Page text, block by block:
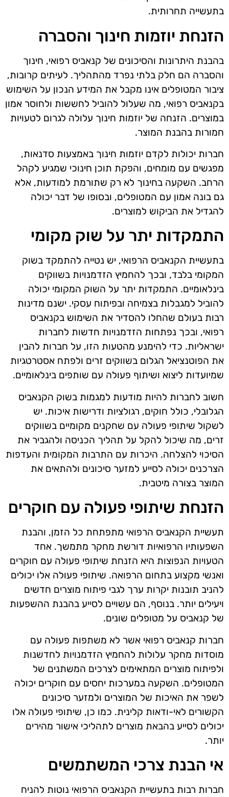
בתעשייה תחרותית.
הזנחת יוזמות חינוך והסברה
בהבנת היתרונות והסיכונים של קנאביס רפואי, חינוך
והסברה הם חלק בלתי נפרד מהתהליך. לעיתים קרובות,
ציבור המטופלים אינו מקבל את המידע הנכון על השימוש
בקנאביס רפואי, מה שעלול להוביל לחששות ולחוסר אמון
במוצרים. הזנחה של יוזמות חינוך עלולה לגרום לטעויות
חמורות בהבנת המוצר.
חברות יכולות לקדם יוזמות חינוך באמצעות סדנאות,
מפגשים עם מומחים, והפקת תוכן חינוכי שמגיע לקהל
הרחב. השקעה בחינוך לא רק שתורמת למודעות, אלא
גם בונה אמון עם המטופלים, ובסופו של דבר יכולה
להגדיל את הביקוש למוצרים.
התמקדות יתר על שוק מקומי
בתעשיית הקנאביס הרפואי, יש נטייה להתמקד בשוק
המקומי בלבד, ובכך להחמיץ הזדמנויות בשווקים
בינלאומיים. התמקדות יתר על השוק המקומי יכולה
להוביל למגבלות בצמיחה ובפיתוח עסקי. ישנם מדינות
רבות בעולם שהחלו להסדיר את השימוש בקנאביס
רפואי, ובכך נפתחות הזדמנויות חדשות לחברות
ישראליות. כדי להימנע מהטעות הזו, על חברות להבין
את הפוטנציאל הגלום בשווקים זרים ולפתח אסטרטגיות
שמיועדות ליצוא ושיתוף פעולה עם שותפים בינלאומיים.
חשוב לחברות להיות מודעות למגמות בשוק הקנאביס
הגלובלי, כולל חוקים, רגולציות ודרישות איכות. יש
לשקול שיתופי פעולה עם שחקנים מקומיים בשווקים
זרים, מה שיכול להקל על תהליך הכניסה ולהגביר את
הסיכוי להצלחה. היכרות עם התרבות המקומית והעדפות
הצרכנים יכולה לסייע למזער סיכונים ולהתאים את
המוצר בצורה מיטבית.
הזנחת שיתופי פעולה עם חוקרים
תעשיית הקנאביס הרפואי מתפתחת כל הזמן, והבנת
השפעותיו הרפואיות דורשת מחקר מתמשך. אחד
הטעויות הנפוצות היא הזנחת שיתופי פעולה עם חוקרים
ואנשי מקצוע בתחום הרפואה. שיתופי פעולה אלו יכולים
להניב תובנות יקרות ערך לגבי פיתוח מוצרים חדשים
ויעילים יותר. בנוסף, הם עשויים לסייע בהבנת ההשפעות
של קנאביס על מטופלים שונים.
חברות קנאביס רפואי אשר לא משתפות פעולה עם
מוסדות מחקר עלולות להחמיץ הזדמנויות לחדשנות
ולפיתוח מוצרים המתאימים לצרכים המשתנים של
המטופלים. השקעה במערכות יחסים עם חוקרים יכולה
לשפר את האיכות של המוצרים ולמזער סיכונים
הקשורים לאי-ודאות קלינית. כמו כן, שיתופי פעולה אלו
יכולים לסייע בהבאת מוצרים לתהליכי אישור מהירים
יותר.
אי הבנת צרכי המשתמשים
חברות רבות בתעשיית הקנאביס הרפואי נוטות להניח